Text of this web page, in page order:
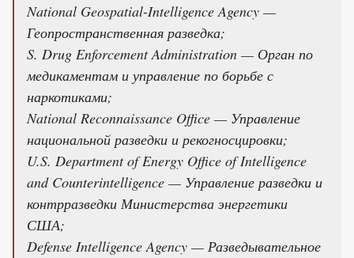
National Geospatial-Intelligence Agency —
Геопространственная разведка;
S. Drug Enforcement Administration — Орган по
медикаментам и управление по борьбе с
наркотиками;
National Reconnaissance Office — Управление
национальной разведки и рекогносцировки;
U.S. Department of Energy Office of Intelligence
and Counterintelligence — Управление разведки и
контрразведки Министерства энергетики
США;
Defense Intelligence Agency — Разведывательное